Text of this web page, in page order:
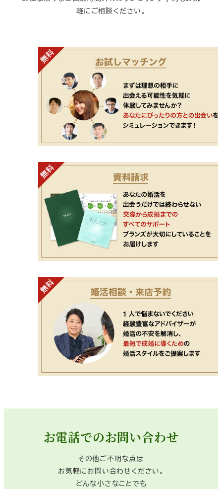
軽にご相談ください。
お電話でのお問い合わせ
その他ご不明な点は
お気軽にお問い合わせください。
どんな小さなことでも